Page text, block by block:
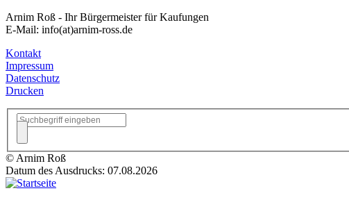
Arnim Roß - Ihr Bürgermeister für Kaufungen
E-Mail: info(at)arnim-ross.de
Kontakt
Impressum
Datenschutz
Drucken
© Arnim Roß
Datum des Ausdrucks: 07.08.2026